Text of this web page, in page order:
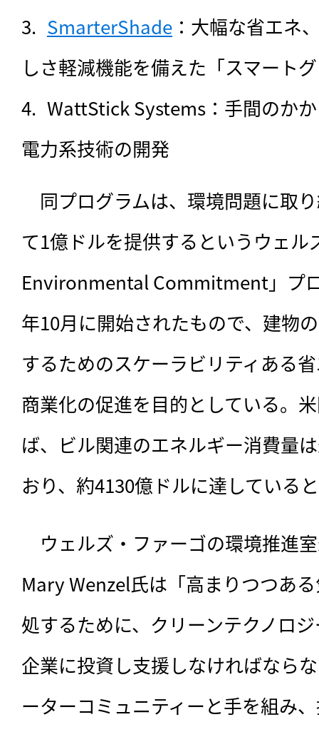
SmarterShade ：大幅な省エネ
しさ軽減機能を備えた「スマート
WattStick Systems：手間のか
電力系技術の開発
同プログラムは、環境問題に取
て1億ドルを提供するというウェル
Environmental Commitment」プ
年10月に開始されたもので、建物
するためのスケーラビリティある
商業化の促進を目的としている。
ば、ビル関連のエネルギー消費量
おり、約4130億ドルに達している
ウェルズ・ファーゴの環境推進
Mary Wenzel氏は「高まりつつあ
処するために、クリーンテクノロ
企業に投資し支援しなければなら
ーターコミュニティーと手を組み